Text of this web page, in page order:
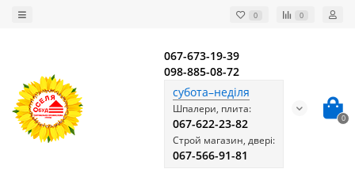
0 0
067-673-19-39
098-885-08-72
субота–неділя
Шпалери, плита:
067-622-23-82
Строй магазин, двері:
067-566-91-81
0